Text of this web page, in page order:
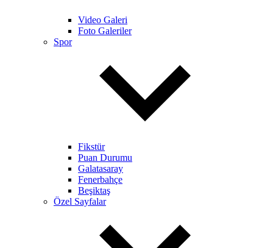
Video Galeri
Foto Galeriler
Spor
Fikstür
Puan Durumu
Galatasaray
Fenerbahçe
Beşiktaş
Özel Sayfalar